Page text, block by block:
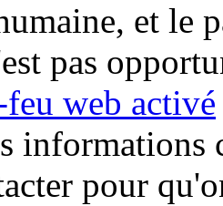
et le
pas
feu web activé
informations
pour